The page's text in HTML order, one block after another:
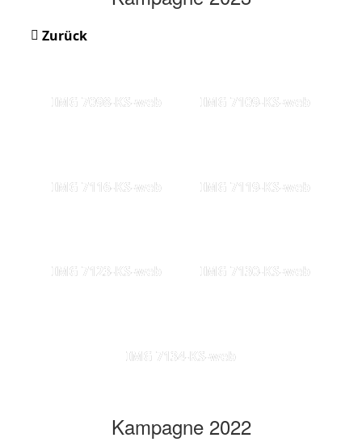
Zurück
IMG 7098-KS-web IMG 7109-KS-web
IMG 7116-KS-web IMG 7119-KS-web
IMG 7123-KS-web IMG 7130-KS-web
IMG 7134-KS-web
Kampagne 2022